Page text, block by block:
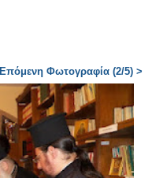
Επόμενη Φωτογραφία (2/5) >